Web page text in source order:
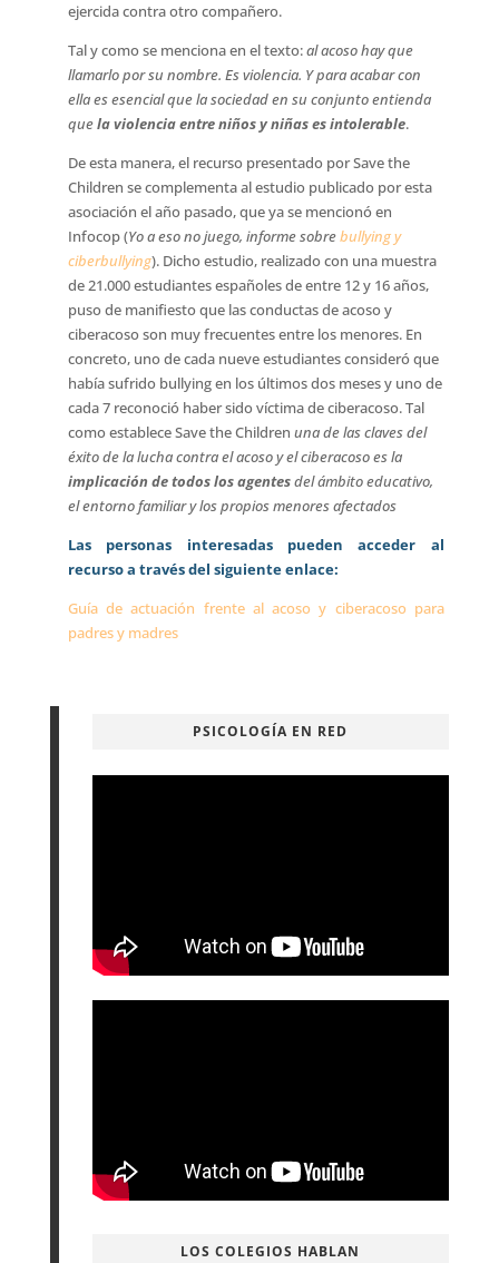
ejercida contra otro compañero.
Tal y como se menciona en el texto:al acoso hay que
llamarlo por su nombre. Es violencia. Y para acabar con
ella es esencial que la sociedad en su conjunto entienda
quela violencia entre niños y niñas es intolerable.
De esta manera, el recurso presentado por Save the
Children se complementa al estudio publicado por esta
asociación el año pasado, que ya se mencionó en
Infocop (Yo a eso no juego, informe sobrebullying y
ciberbullying). Dicho estudio, realizado con una muestra
de 21.000 estudiantes españoles de entre 12 y 16 años,
puso de manifiesto que las conductas de acoso y
ciberacoso son muy frecuentes entre los menores. En
concreto, uno de cada nueve estudiantes consideró que
había sufrido bullying en los últimos dos meses y uno de
cada 7 reconoció haber sido víctima de ciberacoso. Tal
como establece Save the Children una de las claves del
éxito de la lucha contra el acoso y el ciberacoso es la
implicación de todos los agentesdel ámbito educativo,
el entorno familiar y los propios menores afectados
Las personas interesadas pueden acceder al
recurso a través del siguiente enlace:
Guía de actuación frente al acoso y ciberacoso para
padres y madres
PSICOLOGÍA EN RED
LOS COLEGIOS HABLAN